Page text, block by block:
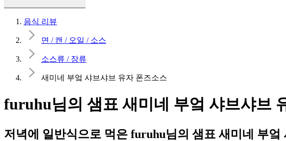
음식 리뷰
면 / 캔 / 오일 / 소스
소스류 / 장류
새미네 부엌 샤브샤브 유자 폰즈소스
furuhu님의 샘표 새미네 부엌 샤브샤브
저녁에 일반식으로 먹은 furuhu님의 샘표 새미네 부